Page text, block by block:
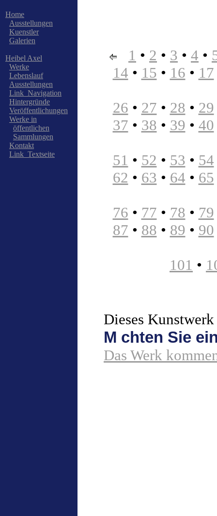
Home
Ausstellungen
Kuenstler
Galerien
Heibel Axel
Werke
Lebenslauf
Ausstellungen
Link_Navigation
Hintergründe
Veröffentlichungen
Werke in
öffentlichen
Sammlungen
Kontakt
Link_Textseite
1 • 2 • 3 • 4 •
14 • 15 • 16 • 17
26 • 27 • 28 • 29
37 • 38 • 39 • 40
51 • 52 • 53 • 54
62 • 63 • 64 • 65
76 • 77 • 78 • 79
87 • 88 • 89 • 90
101 •
Dieses
M chten Sie
Das Werk